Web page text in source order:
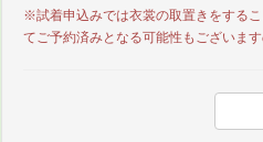
※試着申込みでは衣裳の取置きをする
てご予約済みとなる可能性もございま